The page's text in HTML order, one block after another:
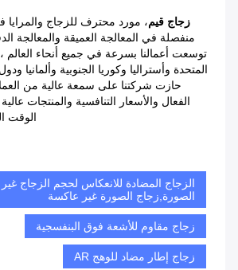
زجاج قيم، مورد محترف للزجاج
توسعت أعمالنا بسرعة في جميع أنحاء العالم
المتحدة وأستراليا وكوريا الجنوبية وألمانيا
حازت شركتنا على سمعة عالية من
الفعال والأسعار التنافسية والمنتجات
الوقت
الزجاج المضادة للانعكاس لحجم الزجاج
الصورة,زجاج الصورة غير عاكسة
زجاج مقاوم للأشعة فوق البنفسجية
زجاج إطار مضاد للوهج AR